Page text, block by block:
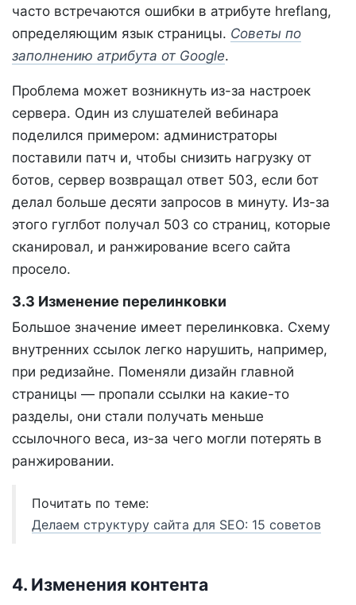
часто встречаются ошибки в атрибуте hreflang,
определяющим язык страницы. Советы по
заполнению атрибута от Google.
Проблема может возникнуть из-за настроек
сервера. Один из слушателей вебинара
поделился примером: администраторы
поставили патч и, чтобы снизить нагрузку от
ботов, сервер возвращал ответ 503, если бот
делал больше десяти запросов в минуту. Из-за
этого гуглбот получал 503 со страниц, которые
сканировал, и ранжирование всего сайта
просело.
3.3 Изменение перелинковки
Большое значение имеет перелинковка. Схему
внутренних ссылок легко нарушить, например,
при редизайне. Поменяли дизайн главной
страницы — пропали ссылки на какие-то
разделы, они стали получать меньше
ссылочного веса, из-за чего могли потерять в
ранжировании.
Почитать по теме:
Делаем структуру сайта для SEO: 15 советов
4. Изменения контента